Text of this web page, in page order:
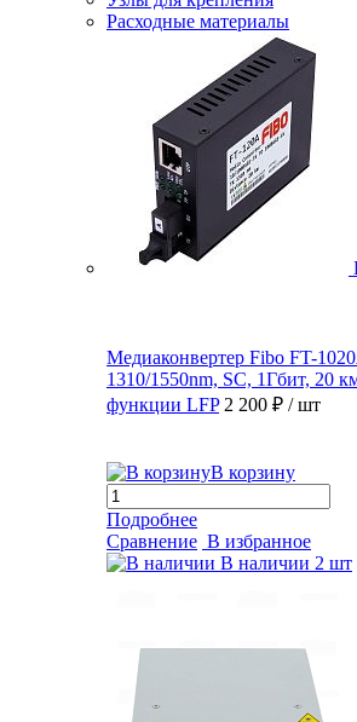
Расходные материалы
Медиаконвертер Fibo FT-
1310/1550nm, SC, 1Гбит, 20
функции LFP 2 200 ₽ / шт
В корзину
Подробнее
Сравнение В избранное
В наличии 2 шт